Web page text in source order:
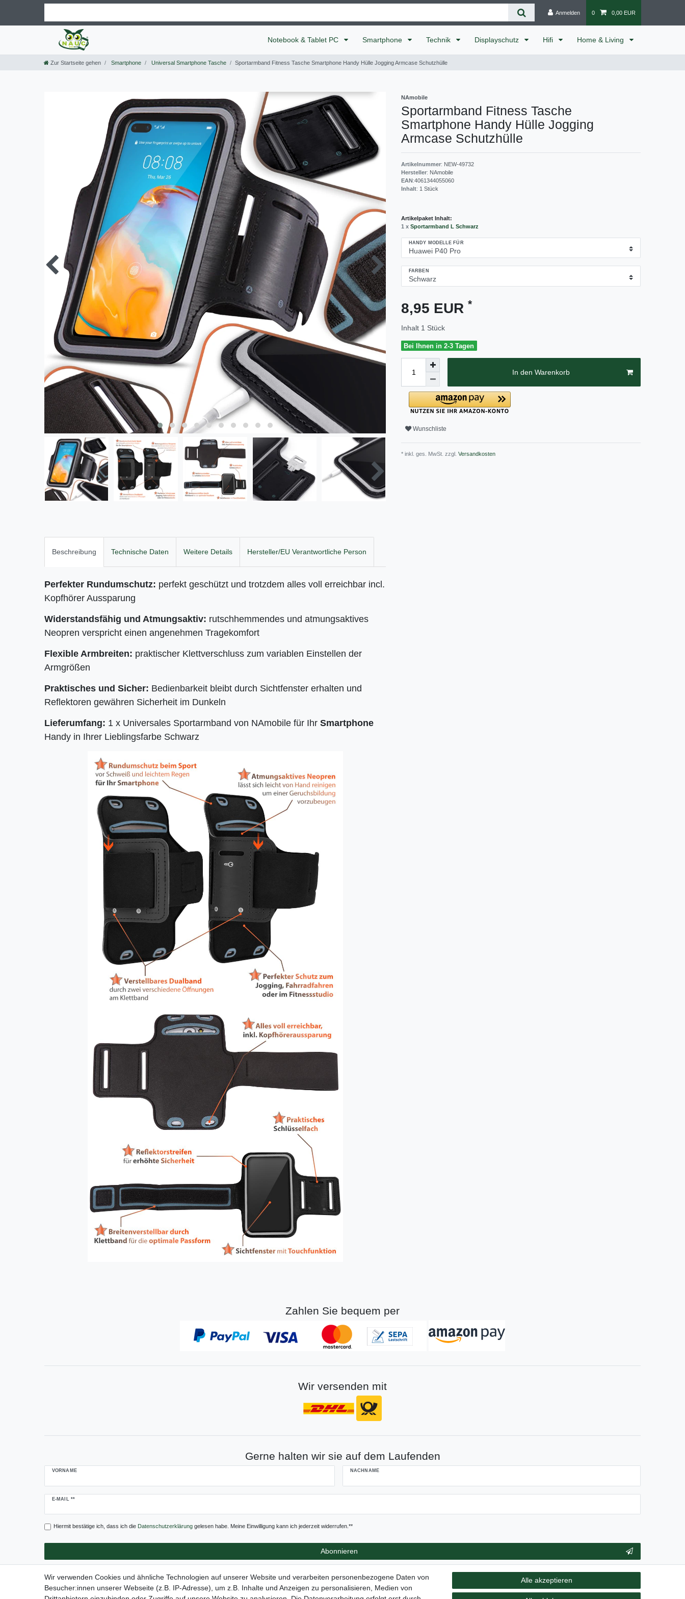
Anmelden 0 0,00 EUR
Notebook & Tablet PC Smartphone Technik Displayschutz Hifi Home & Living
Zur Startseite gehen Smartphone Universal Smartphone Tasche Sportarmband Fitness Tasche Smartphone Handy Hülle Jogging Armcase Schutzhülle
NAmobile
Sportarmband Fitness Tasche
Smartphone Handy Hülle Jogging
Armcase Schutzhülle
Artikelnummer: NEW-49732
Hersteller: NAmobile
EAN:4061344055060
Inhalt: 1 Stück
Artikelpaket Inhalt:
1 x Sportarmband L Schwarz
HANDY MODELLE FÜR
FARBEN
8,95 EUR *
Inhalt 1 Stück
Bei Ihnen in 2-3 Tagen
In den Warenkorb
Wunschliste
* inkl. ges. MwSt. zzgl. Versandkosten
Beschreibung Technische Daten Weitere Details Hersteller/EU Verantwortliche Person
Perfekter Rundumschutz: perfekt geschützt und trotzdem alles voll erreichbar incl.
Kopfhörer Aussparung
Widerstandsfähig und Atmungsaktiv: rutschhemmendes und atmungsaktives
Neopren verspricht einen angenehmen Tragekomfort
Flexible Armbreiten: praktischer Klettverschluss zum variablen Einstellen der
Armgrößen
Praktisches und Sicher: Bedienbarkeit bleibt durch Sichtfenster erhalten und
Reflektoren gewähren Sicherheit im Dunkeln
Lieferumfang: 1 x Universales Sportarmband von NAmobile für Ihr Smartphone
Handy in Ihrer Lieblingsfarbe Schwarz
Zahlen Sie bequem per
Wir versenden mit
Gerne halten wir sie auf dem Laufenden
VORNAME NACHNAME
E-MAIL **
Newsletter
Hiermit bestätige ich, dass ich die Daten­schutz­erklärunggelesen habe. Meine Einwilligung kann ich jederzeit widerrufen.**
Abonnieren
Wir verwenden Cookies und ähnliche Technologien auf unserer Website und verarbeiten personenbezogene Daten von
Besucher:innen unserer Webseite (z.B. IP-Adresse), um z.B. Inhalte und Anzeigen zu personalisieren, Medien von
Alle akzeptieren